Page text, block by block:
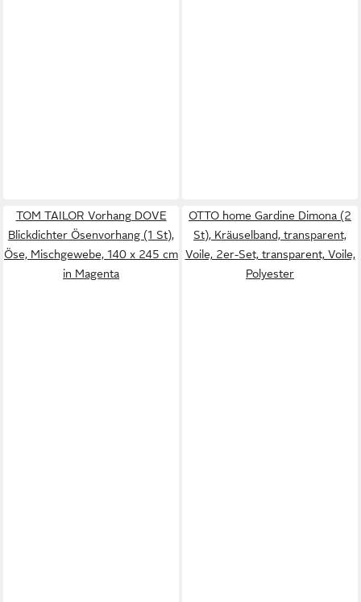
TOM TAILOR Vorhang DOVE
Blickdichter Ösenvorhang (1 St),
Öse, Mischgewebe, 140 x 245 cm
in Magenta
OTTO home Gardine Dimona (2
St), Kräuselband, transparent,
Voile, 2er-Set, transparent, Voile,
Polyester